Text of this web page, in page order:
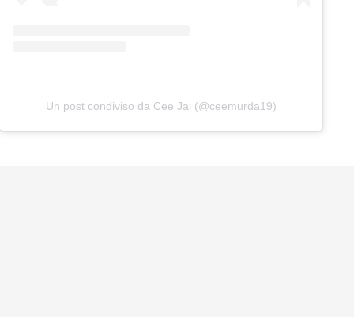
Un post condiviso da Cee Jai (@ceemurda19)